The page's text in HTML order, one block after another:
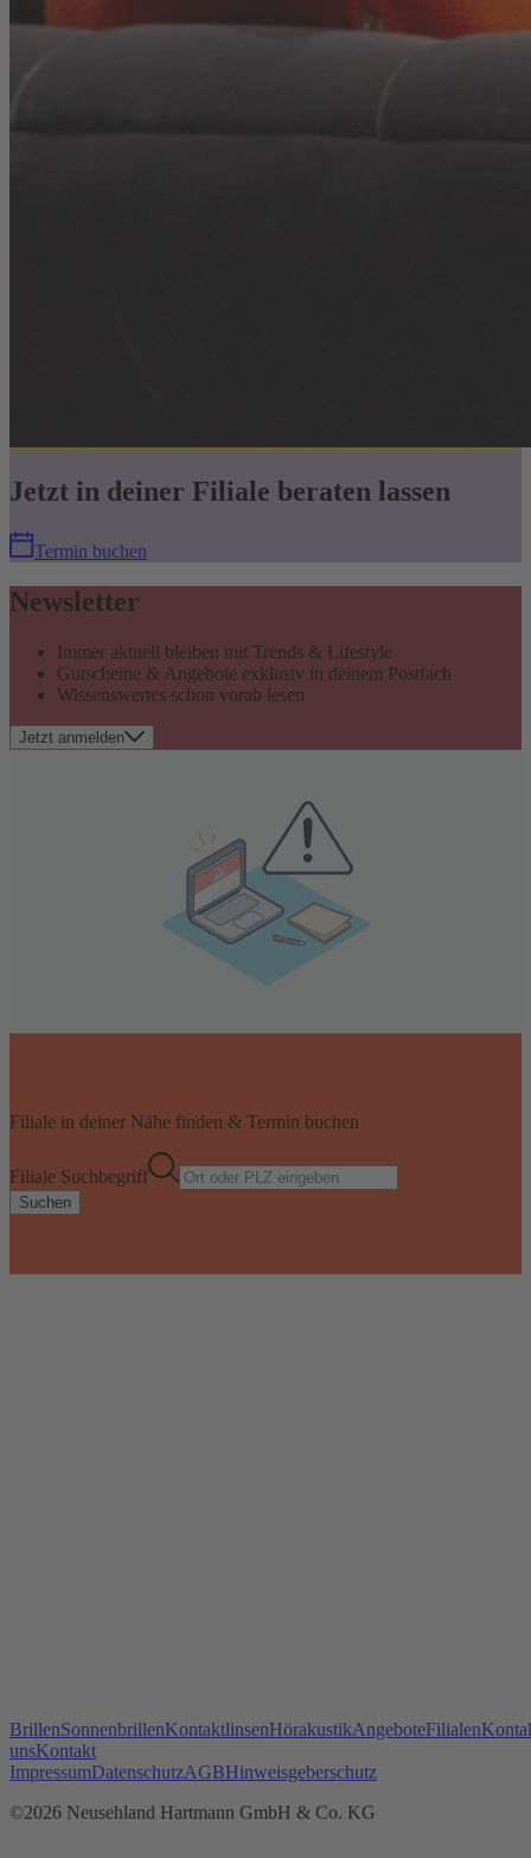
Jetzt in deiner Filiale beraten lassen
Termin buchen
Newsletter
Immer aktuell bleiben mit Trends & Lifestyle
Gutscheine & Angebote exklusiv in deinem Postfach
Wissenswertes schon vorab lesen
Jetzt anmelden
Filiale in deiner Nähe finden & Termin buchen
Filiale Suchbegriff
Suchen
BrillenSonnenbrillenKontaktlinsenHörakustikAngeboteFilialen
unsKontakt
ImpressumDatenschutzAGBHinweisgeberschutz
©2026 Neusehland Hartmann GmbH & Co. KG